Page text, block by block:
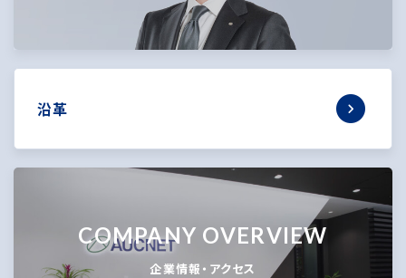
沿革
COMPANY OVERVIEW
企業情報・アクセス